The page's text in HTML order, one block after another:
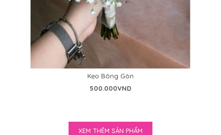
500.000VND
Kẹo Bông Gòn
500.000VND
XEM THÊM SẢN PHẨM